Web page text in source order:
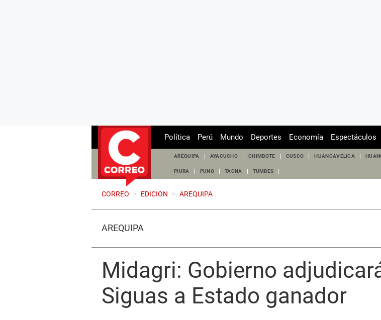
Política Perú Mundo Deportes Economía Espectáculos
AREQUIPA AYACUCHO CHIMBOTE CUSCO HUANCAVELICA
PIURA PUNO TACNA TUMBES
CORREO > EDICION > AREQUIPA
AREQUIPA
Midagri: Gobierno
Siguas a Estado ganador